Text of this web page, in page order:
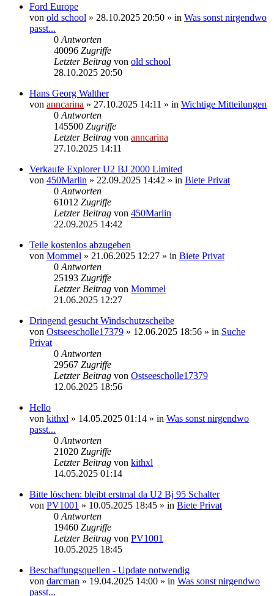
Ford Europe
von old school » 28.10.2025 20:50 » in Was sonst nirgendwo
passt...
0 Antworten
40096 Zugriffe
Letzter Beitrag von old school
28.10.2025 20:50
Hans Georg Walther
von anncarina » 27.10.2025 14:11 » in Wichtige Mitteilungen
0 Antworten
145500 Zugriffe
Letzter Beitrag von anncarina
27.10.2025 14:11
Verkaufe Explorer U2 BJ 2000 Limited
von 450Marlin » 22.09.2025 14:42 » in Biete Privat
0 Antworten
61012 Zugriffe
Letzter Beitrag von 450Marlin
22.09.2025 14:42
Teile kostenlos abzugeben
von Mommel » 21.06.2025 12:27 » in Biete Privat
0 Antworten
25193 Zugriffe
Letzter Beitrag von Mommel
21.06.2025 12:27
Dringend gesucht Windschutzscheibe
von Ostseescholle17379 » 12.06.2025 18:56 » in Suche
Privat
0 Antworten
29567 Zugriffe
Letzter Beitrag von Ostseescholle17379
12.06.2025 18:56
Hello
von kithxl » 14.05.2025 01:14 » in Was sonst nirgendwo
passt...
0 Antworten
21020 Zugriffe
Letzter Beitrag von kithxl
14.05.2025 01:14
Bitte löschen: bleibt erstmal da U2 Bj 95 Schalter
von PV1001 » 10.05.2025 18:45 » in Biete Privat
0 Antworten
19460 Zugriffe
Letzter Beitrag von PV1001
10.05.2025 18:45
Beschaffungsquellen - Update notwendig
von darcman » 19.04.2025 14:00 » in Was sonst nirgendwo
passt...